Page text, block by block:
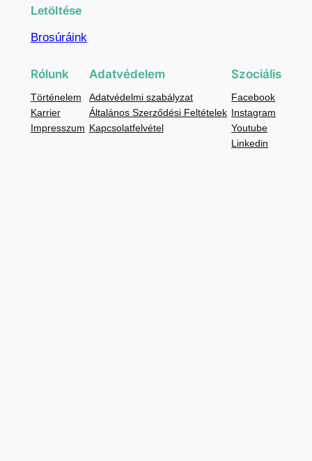
Letöltése
Brosúráink
Rólunk
Történelem
Karrier
Impresszum
Adatvédelem
Adatvédelmi szabályzat
Általános Szerződési Feltételek
Kapcsolatfelvétel
Szociális
Facebook
Instagram
Youtube
Linkedin